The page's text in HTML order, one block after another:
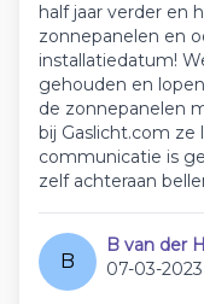
half jaar verder en
zonnepanelen en
installatiedatum!
gehouden en
de zonnepanelen
bij Gaslicht.com
communicatie is
zelf achteraan
B
B van der
07-03-2023